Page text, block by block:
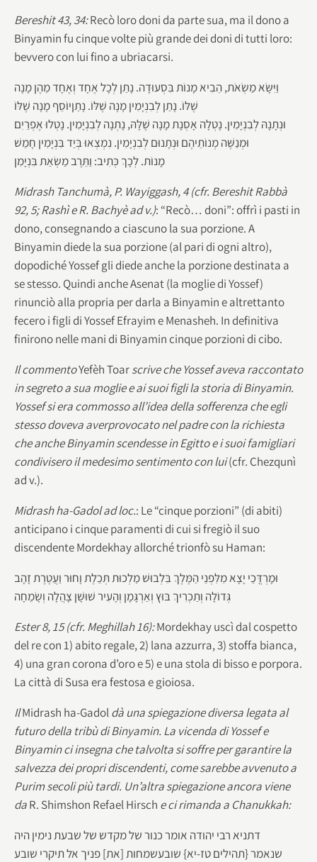
Bereshit 43, 34:Recò loro doni da parte sua, ma il dono a
Binyamin fu cinque volte più grande dei doni di tutti loro:
bevvero con lui fino a ubriacarsi.
וַיִּשָּׂא מַשְׂאֹת, הֵבִיא מָנוֹת בִּסְעוּדָה. נָתַן לְכָל אֶחָד וְאֶחָד מֵהֶן מָנָה
שֶׁלּוֹ. נָתַן לְבִנְיָמִין מָנָה שֶׁלּוֹ. נָתַןיוֹסֵף מָנָה שֶׁלּוֹ
וּנְתָנָהּ לְבִנְיָמִין. נָטְלָה אָסְנָת מָנָה שֶׁלָּהּ, נָתְנָה לְבִנְיָמִין. נָטְלוּ אֶפְרַיִם
וּמְנַשֶּׁה מְנוֹתֵיהֶם וּנְתָנוּם לְבִנְיָמִין. נִמְצְאוּ בְּיַד בִּנְיָמִין חָמֵשׁ
Midrash Tanchumà, P. Wayiggash, 4 (cfr. Bereshit Rabbà
92, 5; Rashì e R. Bachyè ad v.): “Recò… doni”: offrì i pasti in
dono, consegnando a ciascuno la sua porzione. A
Binyamin diede la sua porzione (al pari di ogni altro),
dopodiché Yossef gli diede anche la porzione destinata a
se stesso. Quindi anche Asenat (la moglie di Yossef)
rinunciò alla propria per darla a Binyamin e altrettanto
fecero i figli di Yossef Efrayim e Menasheh. In definitiva
finirono nelle mani di Binyamin cinque porzioni di cibo.
Il commentoYefèh Toarscrive che Yossef aveva raccontato
in segreto a sua moglie e ai suoi figli la storia di Binyamin.
Yossef si era commosso all’idea della sofferenza che egli
stesso doveva averprovocato nel padre con la richiesta
che anche Binyamin scendesse in Egitto e i suoi famigliari
condivisero il medesimo sentimento con lui(cfr. Chezqunì
ad v.).
Midrash ha-Gadol ad loc.: Le “cinque porzioni” (di abiti)
anticipano i cinque paramenti di cui si fregiò il suo
discendente Mordekhay allorché trionfò su Haman:
וּמָרְדֳּכַי יָצָא מִלִּפְנֵי הַמֶּלֶךְ בִּלְבוּשׁ מַלְכוּת תְּכֵלֶת וָחוּר וַעֲטֶרֶת זָהָב
גְּדוֹלָה וְתַכְרִיךְ בּוּץ וְאַרְגָּמָן וְהָעִיר שׁוּשָׁן צָהֲלָה וְשָׂמֵחָה
Ester 8, 15 (cfr. Meghillah 16):Mordekhay uscì dal cospetto
del re con 1) abito regale, 2) lana azzurra, 3) stoffa bianca,
4) una gran corona d’oro e 5) e una stola di bisso e porpora.
La città di Susa era festosa e gioiosa.
IlMidrash ha-Gadoldà una spiegazione diversa legata al
futuro della tribù di Binyamin. La vicenda di Yossef e
Binyamin ci insegna che talvolta si soffre per garantire la
salvezza dei propri discendenti, come sarebbe avvenuto a
Purim secoli più tardi. Un’altra spiegazione ancora viene
daR. Shimshon Refael Hirsch e ci rimanda a Chanukkah:
דתניא רבי יהודה אומר כנור של מקדש של שבעת נימין היה
שנאמר {תהילים טז-יא} שובעשמחות [את] פניך אל תיקרי שובע